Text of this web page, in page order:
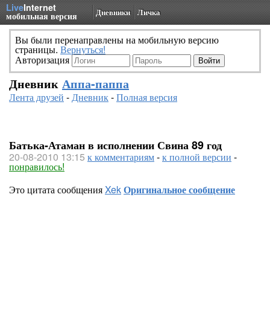
LiveInternet
мобильная версия Дневники Личка
Вы были перенаправлены на мобильную версию
страницы. Вернуться!
Авторизация
Дневник Аппа-паппа
Лента друзей -Дневник-Полная версия
Батька-Атаман в исполнении Свина 89 год
20-08-2010 13:15 к комментариям-к полной версии -
понравилось!
Это цитата сообщенияXekОригинальное сообщение